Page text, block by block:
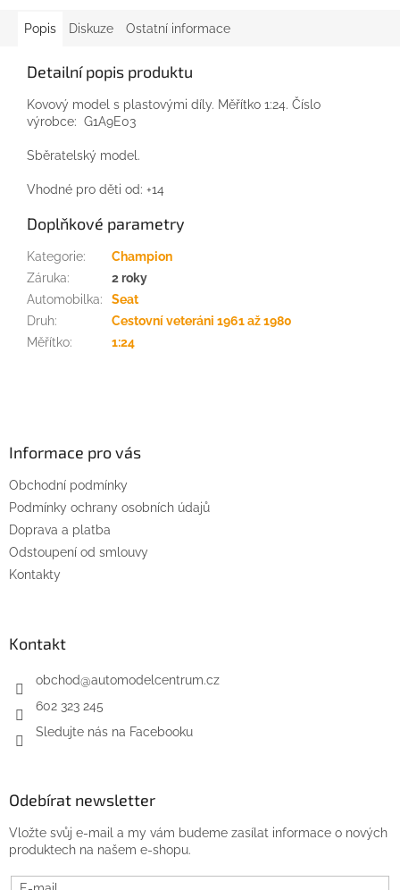
Popis Diskuze Ostatní informace
Detailní popis produktu
Kovový model s plastovými díly. Měřítko 1:24. Číslo
výrobce: G1A9E03
Sběratelský model.
Vhodné pro děti od: +14
Doplňkové parametry
Kategorie:
Champion
Záruka:
2 roky
Automobilka:
Seat
Druh:
Cestovní veteráni 1961 až 1980
Měřítko: 1:24
Informace pro vás
Obchodní podmínky
Podmínky ochrany osobních údajů
Doprava a platba
Odstoupení od smlouvy
Kontakty
Kontakt
obchod@automodelcentrum.cz
602 323 245
Sledujte nás na Facebooku
Odebírat newsletter
Vložte svůj e-mail a my vám budeme zasílat informace o nových
produktech na našem e-shopu.